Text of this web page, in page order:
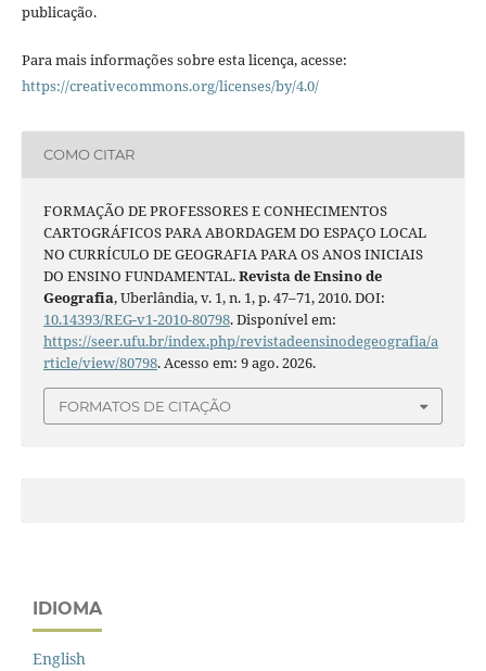
publicação.
Para mais informações sobre esta licença, acesse:
https://creativecommons.org/licenses/by/4.0/
COMO CITAR
FORMAÇÃO DE PROFESSORES E CONHECIMENTOS
CARTOGRÁFICOS PARA ABORDAGEM DO ESPAÇO LOCAL
NO CURRÍCULO DE GEOGRAFIA PARA OS ANOS INICIAIS
DO ENSINO FUNDAMENTAL.Revista de Ensino de
Geografia, Uberlândia, v. 1, n. 1, p. 47–71, 2010. DOI:
10.14393/REG-v1-2010-80798. Disponível em:
https://seer.ufu.br/index.php/revistadeensinodegeografia/a
rticle/view/80798. Acesso em: 9 ago. 2026.
FORMATOS DE CITAÇÃO
IDIOMA
English